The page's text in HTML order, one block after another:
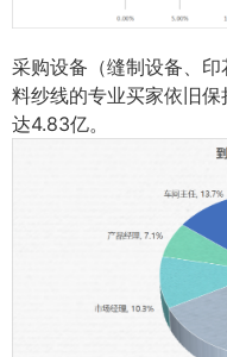
采购设备（缝制设备、
料纱线的专业买家依旧
达4.83亿。